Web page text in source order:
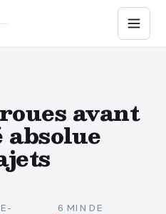
avant
6 MIN DE